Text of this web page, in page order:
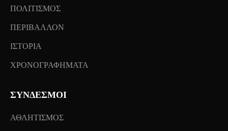
ΠΟΛΙΤΙΣΜΟΣ
ΠΕΡΙΒΑΛΛΟΝ
ΙΣΤΟΡΙΑ
ΧΡΟΝΟΓΡΑΦΗΜΑΤΑ
ΣΥΝΔΕΣΜΟΙ
ΑΘΛΗΤΙΣΜΟΣ